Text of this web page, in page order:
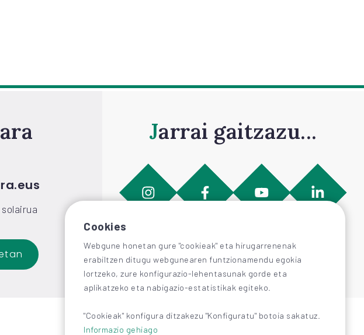
Gara Jarrai gaitzazu...
Cookies
Webgune honetan gure "cookieak" eta hirugarrenenak
erabiltzen ditugu webgunearen funtzionamendu egokia
lortzeko, zure konfigurazio-lehentasunak gorde eta
aplikatzeko eta nabigazio-estatistikak egiteko.
"Cookieak" konfigura ditzakezu "Konfiguratu" botoia sakatuz.
Informazio gehiago